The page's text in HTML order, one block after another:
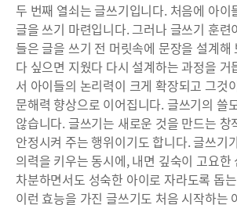
두 번째 열쇠는 글쓰기입니다. 처음에 아이
글을 쓰기 마련입니다. 그러나 글쓰기 훈련
들은 글을 쓰기 전 머릿속에 문장을 설계해
다 싶으면 지웠다 다시 설계하는 과정을 거
서 아이들의 논리력이 크게 확장되고 그것
문해력 향상으로 이어집니다. 글쓰기의 쓸
않습니다. 글쓰기는 새로운 것을 만드는 창
안정시켜 주는 행위이기도 합니다. 글쓰기
의력을 키우는 동시에, 내면 깊숙이 고요한
차분하면서도 성숙한 아이로 자라도록 돕
이런 효능을 가진 글쓰기도 처음 시작하는